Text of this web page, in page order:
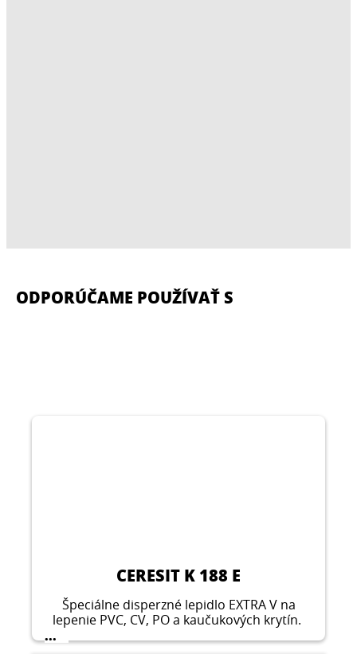
ODPORÚČAME POUŽÍVAŤ S
CERESIT K 188 E
Špeciálne disperzné lepidlo EXTRA V na
lepenie PVC, CV, PO a kaučukových krytín.
...